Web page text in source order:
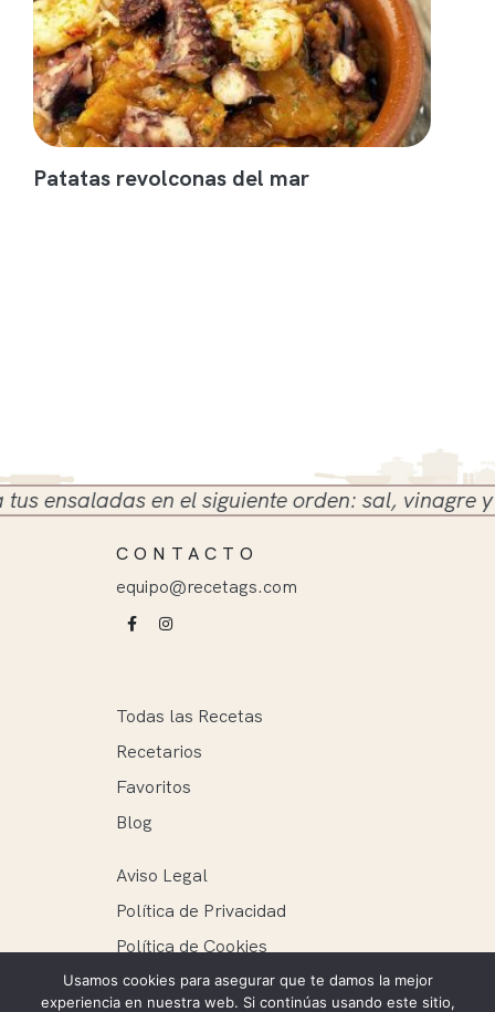
Patatas revolconas del mar
en el siguiente orden: sal, vinagre y
CONTACTO
equipo@recetags.com
Todas las Recetas
Recetarios
Favoritos
Blog
Aviso Legal
Política de Privacidad
Política de Cookies
Usamos cookies para asegurar que te damos la mejor
experiencia en nuestra web. Si continúas usando este sitio,